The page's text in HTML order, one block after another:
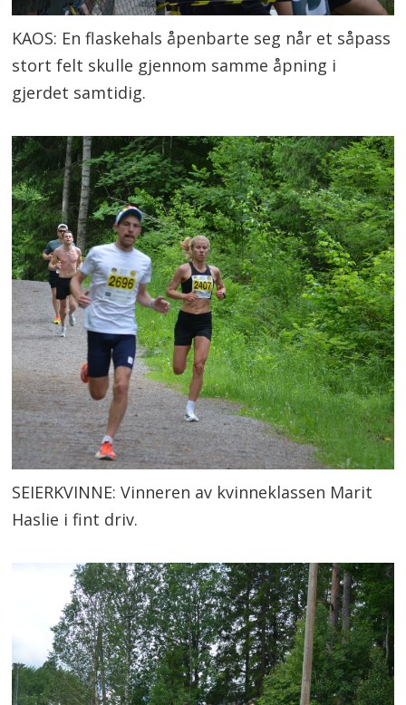
KAOS: En flaskehals åpenbarte seg når et såpass
stort felt skulle gjennom samme åpning i
gjerdet samtidig.
SEIERKVINNE: Vinneren av kvinneklassen Marit
Haslie i fint driv.